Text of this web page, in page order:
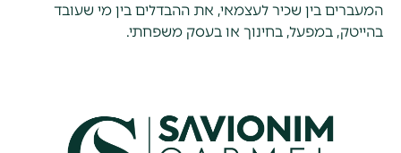
המעברים בין שכיר לעצמאי, את ההבדלים בין מי שעובד
בהייטק, במפעל, בחינוך או בעסק משפחתי.